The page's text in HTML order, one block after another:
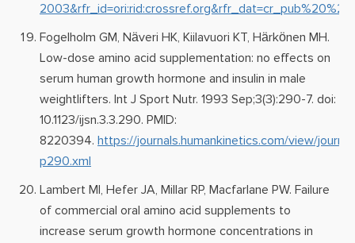
Fogelholm GM, Näveri HK, Kiilavuori KT, Härkönen MH.
Low-dose amino acid supplementation: no effects on
serum human growth hormone and insulin in male
weightlifters. Int J Sport Nutr. 1993 Sep;3(3):290-7. doi:
10.1123/ijsn.3.3.290. PMID:
8220394. https://journals.humankinetics.com/view/
p290.xml
Lambert MI, Hefer JA, Millar RP, Macfarlane PW. Failure
of commercial oral amino acid supplements to
increase serum growth hormone concentrations in